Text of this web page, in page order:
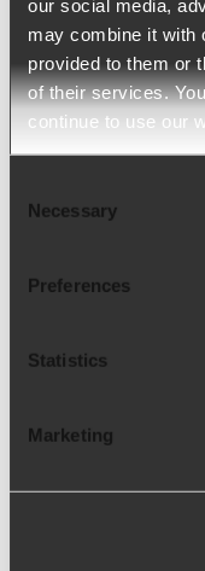
our social media,
may combine it with
provided to them or
of their services.
continue to use our
Selection
Necessary
Preferences
Statistics
Marketing
européennes et
Hard skills Produits
Pourquoi